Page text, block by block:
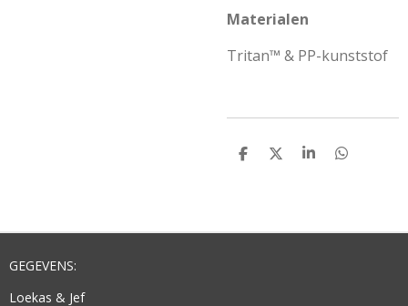
Materialen
Tritan™ & PP-kunststof
D
D
S
D
GEGEVENS:
Loekas & Jef